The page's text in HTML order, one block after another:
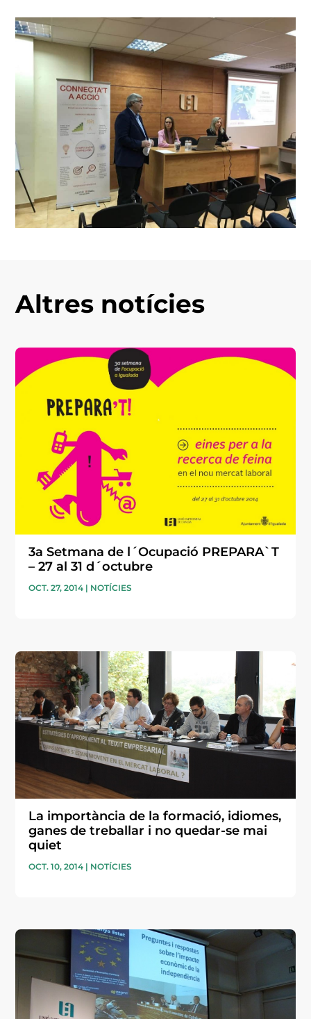
Altres notícies
3a Setmana de l´Ocupació PREPARA`T
– 27 al 31 d´octubre
OCT. 27, 2014 | NOTÍCIES
La importància de la formació, idiomes,
ganes de treballar i no quedar-se mai
quiet
OCT. 10, 2014 | NOTÍCIES